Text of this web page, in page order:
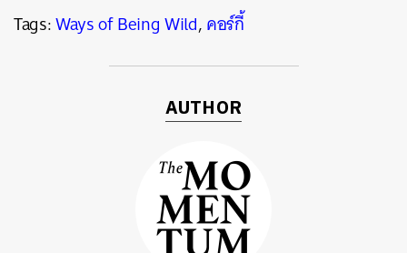
Tags:Ways of Being Wild,คอร์กี้
AUTHOR